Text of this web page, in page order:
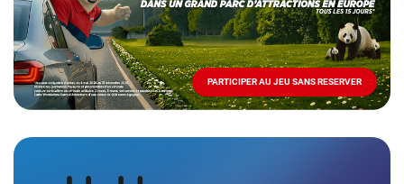
2026
Locations
PARTICIPER AU JEU SANS RESERVER
PARTICIPER
AU
JEU
RESERVER